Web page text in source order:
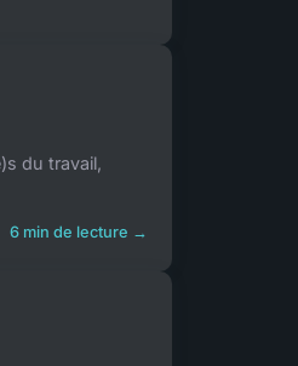
du travail,
6 min de lecture →